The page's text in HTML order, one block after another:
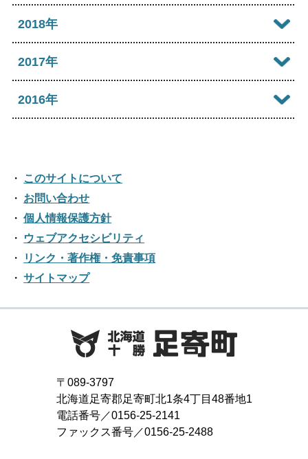
2025年04月
2025年02月
2024年06月
2024年04月
2024年01月
2023年07月
2023年06月
2023年04月
2023年02月
2023年01月
2022年08月
2022年07月
2022年06月
2022年03月
2022年02月
2021年10月
2021年08月
2021年07月
2021年04月
2021年03月
2021年02月
2021年01月
2020年10月
2020年08月
2020年05月
2020年04月
2020年03月
2019年12月
2019年10月
2019年07月
2019年06月
2019年05月
2019年02月
2019年01月
2018年
2018年12月
2018年10月
2018年08月
2018年07月
2018年06月
2018年05月
2018年04月
2018年03月
2018年01月
2017年
2017年12月
2017年08月
2017年07月
2017年06月
2017年05月
2017年04月
2017年02月
2017年01月
2016年
2016年10月
2016年09月
2016年08月
2016年05月
2016年04月
2016年03月
このサイトについて
お問い合わせ
個人情報保護方針
ウェブアクセシビリティ
リンク・著作権・免責事項
サイトマップ
〒089-3797
北海道足寄郡足寄町北1条4丁目48番地1
電話番号／0156-25-2141
ファックス番号／0156-25-2488